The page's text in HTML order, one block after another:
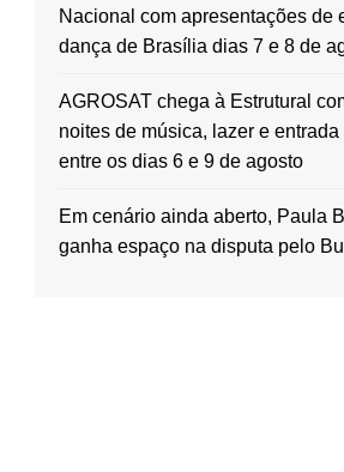
Nacional com apresentações de
dança de Brasília dias 7 e 8 de
AGROSAT chega à Estrutural
noites de música, lazer e entrada
entre os dias 6 e 9 de agosto
Em cenário ainda aberto, Paula
ganha espaço na disputa pelo